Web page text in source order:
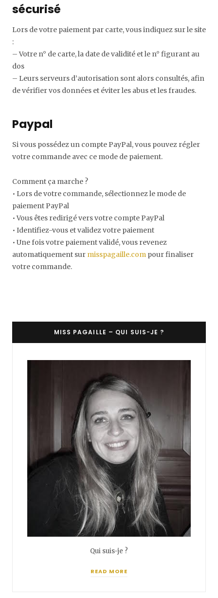
sécurisé
Lors de votre paiement par carte, vous indiquez sur le site
:
– Votre n° de carte, la date de validité et le n° figurant au
dos
– Leurs serveurs d’autorisation sont alors consultés, afin
de vérifier vos données et éviter les abus et les fraudes.
Paypal
Si vous possédez un compte PayPal, vous pouvez régler
votre commande avec ce mode de paiement.
Comment ça marche ?
• Lors de votre commande, sélectionnez le mode de
paiement PayPal
• Vous êtes redirigé vers votre compte PayPal
• Identifiez-vous et validez votre paiement
• Une fois votre paiement validé, vous revenez
automatiquement sur misspagaille.com pour finaliser
votre commande.
MISS PAGAILLE – QUI SUIS-JE ?
Qui suis-je ?
READ MORE